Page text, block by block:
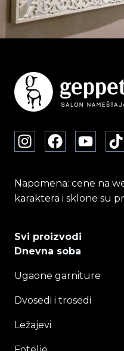
Napomena: cene na
karaktera i sklone su
Svi proizvodi
Dnevna soba
Ugaone garniture
Dvosedi i trosedi
Ležajevi